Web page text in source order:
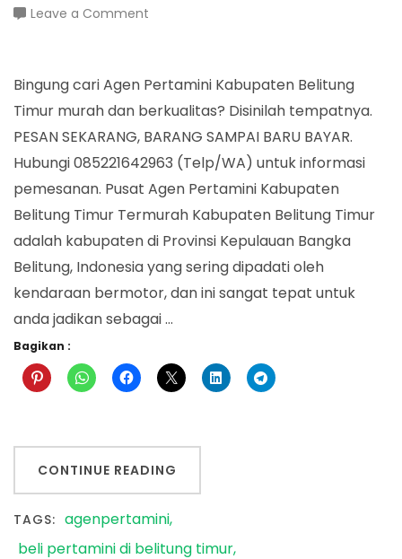
Leave a Comment
Kabupaten
Belitung
Timur
Bingung cari Agen Pertamini Kabupaten Belitung
Timur murah dan berkualitas? Disinilah tempatnya.
PESAN SEKARANG, BARANG SAMPAI BARU BAYAR.
Hubungi 085221642963 (Telp/WA) untuk informasi
pemesanan. Pusat Agen Pertamini Kabupaten
Belitung Timur Termurah Kabupaten Belitung Timur
adalah kabupaten di Provinsi Kepulauan Bangka
Belitung, Indonesia yang sering dipadati oleh
kendaraan bermotor, dan ini sangat tepat untuk
anda jadikan sebagai …
Bagikan :
CONTINUE READING
TAGS: agenpertamini
beli pertamini di belitung timur